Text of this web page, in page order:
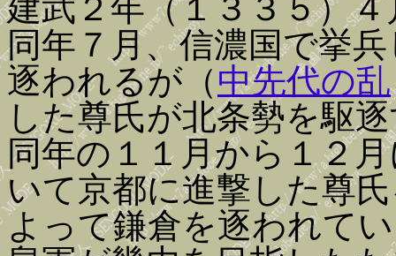
建武２年（１３３５）
同年７月、信濃国で挙
逐われるが（中先代の乱
した尊氏が北条勢を駆
同年の１１月から１２
いて京都に進撃した尊
よって鎌倉を逐われて